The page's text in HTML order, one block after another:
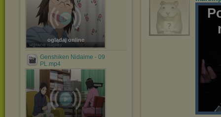
oglądaj online
wgrane napisy
Genshiken Nidaime - 09
PL.mp4